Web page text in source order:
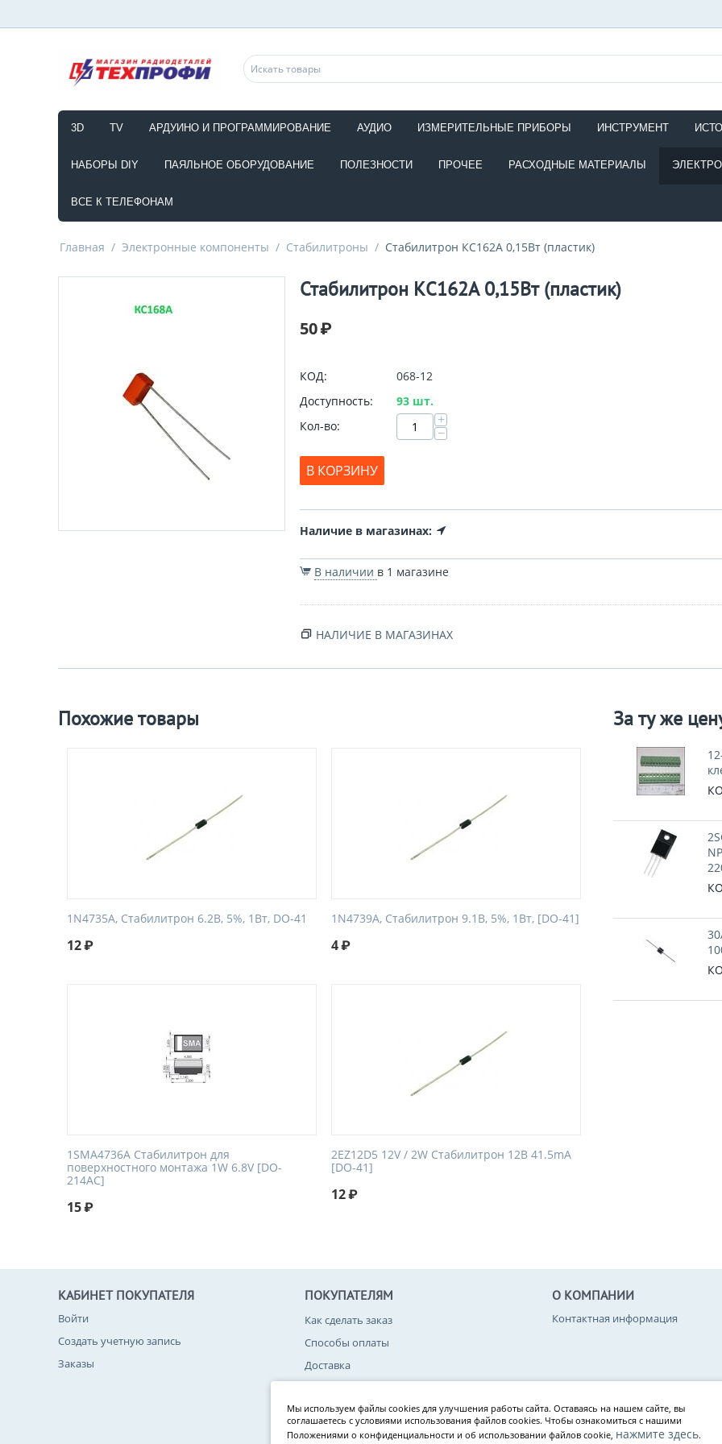
3D TV АРДУИНО И ПРОГРАММИРОВАНИЕ АУДИО ИЗМЕРИТЕЛЬНЫЕ ПРИБОРЫ ИНСТРУМЕНТ
НАБОРЫ DIY ПАЯЛЬНОЕ ОБОРУДОВАНИЕ ПОЛЕЗНОСТИ ПРОЧЕЕ РАСХОДНЫЕ МАТЕРИАЛЫ
ВСЕ К ТЕЛЕФОНАМ
Главная / Электронные компоненты / Стабилитроны / Стабилитрон КС162А 0,15Вт (пластик)
Стабилитрон КС162А 0,15Вт (пластик)
50₽
КОД:
068-12
Доступность:
93 шт.
Кол-во:
+
−
В КОРЗИНУ
Наличие в магазинах:
В наличии в 1 магазине
НАЛИЧИЕ В МАГАЗИНАХ
Похожие товары
1N4735A, Стабилитрон 6.2В, 5%, 1Вт, DO-41
12₽
1N4739A, Стабилитрон 9.1В, 5%, 1Вт, [DO-41]
4₽
1SMA4736A Стабилитрон для
поверхностного монтажа 1W 6.8V [DO-
214AC]
15₽
2EZ12D5 12V / 2W Стабилитрон 12В 41.5mA
[DO-41]
12₽
За ту же
КАБИНЕТ ПОКУПАТЕЛЯ
Войти
Создать учетную запись
Заказы
ПОКУПАТЕЛЯМ
Как сделать заказ
Способы оплаты
Доставка
Политика конфиденциальности
О КОМПАНИИ
Контактная информация
Мы используем файлы cookies для улучшения работы сайта. Оставаясь на нашем сайте, вы
соглашаетесь с условиями использования файлов cookies. Чтобы ознакомиться с нашими
Положениями о конфиденциальности и об использовании файлов cookie, нажмите здесь.